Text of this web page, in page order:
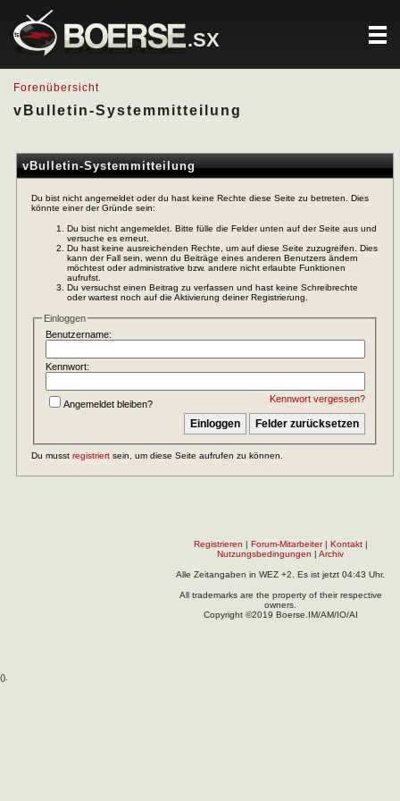
.SX
Forenübersicht
vBulletin-Systemmitteilung
vBulletin-Systemmitteilung
Du bist nicht angemeldet oder du hast keine Rechte diese Seite zu betreten. Dies
könnte einer der Gründe sein:
Du bist nicht angemeldet. Bitte fülle die Felder unten auf der Seite aus und
versuche es erneut.
Du hast keine ausreichenden Rechte, um auf diese Seite zuzugreifen. Dies
kann der Fall sein, wenn du Beiträge eines anderen Benutzers ändern
möchtest oder administrative bzw. andere nicht erlaubte Funktionen
aufrufst.
Du versuchst einen Beitrag zu verfassen und hast keine Schreibrechte
oder wartest noch auf die Aktivierung deiner Registrierung.
Einloggen
Benutzername:
Kennwort:
Kennwort vergessen?
Angemeldet bleiben?
Du musst registriert sein, um diese Seite aufrufen zu können.
Registrieren | Forum-Mitarbeiter| Kontakt|
Nutzungsbedingungen | Archiv
Alle Zeitangaben in WEZ +2. Es ist jetzt 04:43 Uhr.
All trademarks are the property of their respective
owners.
Copyright ©2019 Boerse.IM/AM/IO/AI
().